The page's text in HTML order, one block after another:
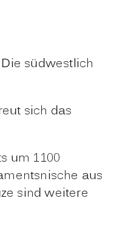
südwestlich
sich das
um 1100
aus
sind weitere